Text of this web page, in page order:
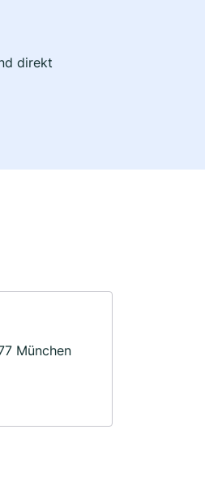
direkt
München